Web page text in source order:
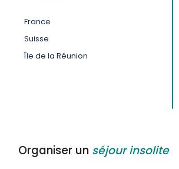
France
Suisse
Île de la Réunion
Organiser un séjour insolite